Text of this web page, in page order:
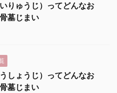
りゅうじ）ってどんなお
墓じまい
しょうじ）ってどんなお
墓じまい